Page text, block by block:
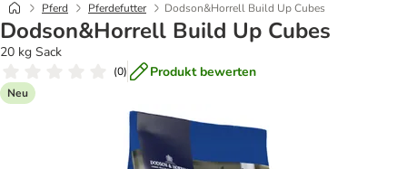
Pferd Pferdefutter Dodson&Horrell Build Up Cubes
Dodson&Horrell Build Up Cubes
20 kg Sack
(0) Produkt bewerten
Neu